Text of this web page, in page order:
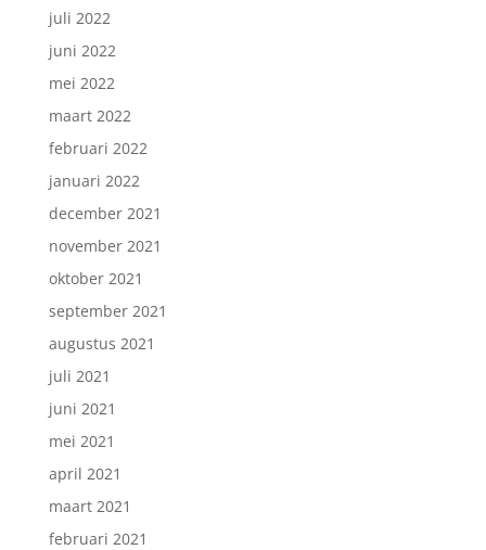
juli 2022
juni 2022
mei 2022
maart 2022
februari 2022
januari 2022
december 2021
november 2021
oktober 2021
september 2021
augustus 2021
juli 2021
juni 2021
mei 2021
april 2021
maart 2021
februari 2021